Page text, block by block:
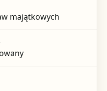
majątkowych